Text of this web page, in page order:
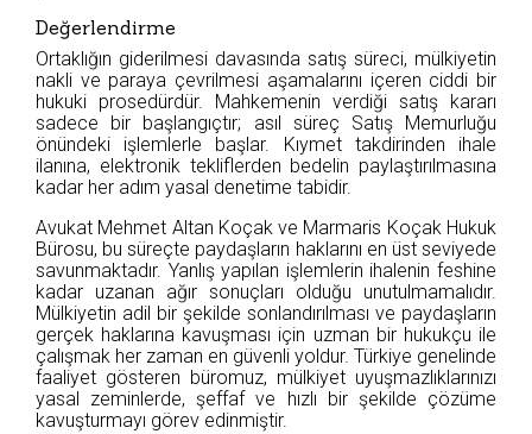
Değerlendirme
Ortaklığın giderilmesi davasında satış süreci, mülkiyetin
nakli ve paraya çevrilmesi aşamalarını içeren ciddi bir
hukuki prosedürdür. Mahkemenin verdiği satış kararı
sadece bir başlangıçtır; asıl süreç Satış Memurluğu
önündeki işlemlerle başlar. Kıymet takdirinden ihale
ilanına, elektronik tekliflerden bedelin paylaştırılmasına
kadar her adım yasal denetime tabidir.
Avukat Mehmet Altan Koçak ve Marmaris Koçak Hukuk
Bürosu, bu süreçte paydaşların haklarını en üst seviyede
savunmaktadır. Yanlış yapılan işlemlerin ihalenin feshine
kadar uzanan ağır sonuçları olduğu unutulmamalıdır.
Mülkiyetin adil bir şekilde sonlandırılması ve paydaşların
gerçek haklarına kavuşması için uzman bir hukukçu ile
çalışmak her zaman en güvenli yoldur. Türkiye genelinde
faaliyet gösteren büromuz, mülkiyet uyuşmazlıklarınızı
yasal zeminlerde, şeffaf ve hızlı bir şekilde çözüme
kavuşturmayı görev edinmiştir.